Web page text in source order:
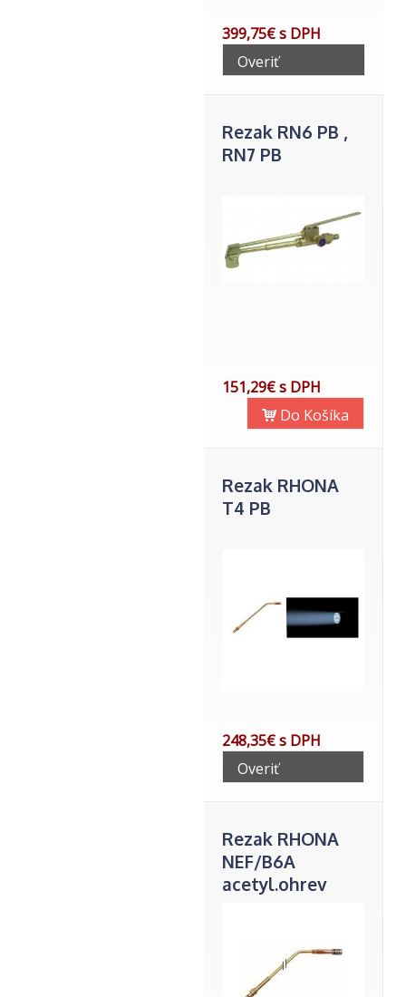
399,75€ s DPH
Overiť
telefonicky
Rezak RN6 PB ,
RN7 PB
151,29€ s DPH
Do Košíka
Rezak RHONA
T4 PB
248,35€ s DPH
Overiť
telefonicky
Rezak RHONA
NEF/B6A
acetyl.ohrev